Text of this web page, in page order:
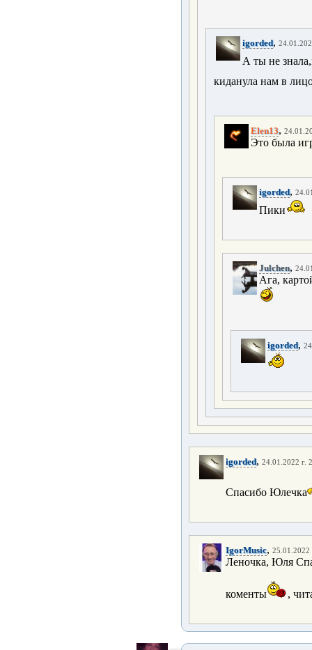
igorded,
А ты не
киданула нам в
Elen13,
Это была
igorded,
Пики
Julchen,
Ага,
igorded,
igorded, 24.01.2022 г.
Спасибо Юлечка
IgorMusic, 25.01.2022
Леночка, Юля
коменты ,